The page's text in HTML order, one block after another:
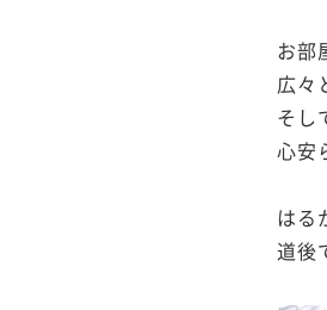
お部
広々
そし
心安
はる
道後